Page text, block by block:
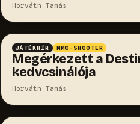
Horváth Tamás
JÁTÉKHÍR MMO-SHOOTER
Megérkezett a
kedvcsinálója
Horváth Tamás